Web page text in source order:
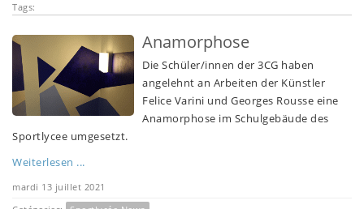
Tags:
Anamorphose
Die Schüler/innen der 3CG haben
angelehnt an Arbeiten der Künstler
Felice Varini und Georges Rousse eine
Anamorphose im Schulgebäude des
Sportlycee umgesetzt.
Weiterlesen ...
mardi 13 juillet 2021